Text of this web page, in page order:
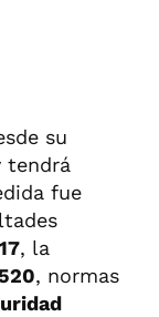
su
tendrá
fue
, la
, normas